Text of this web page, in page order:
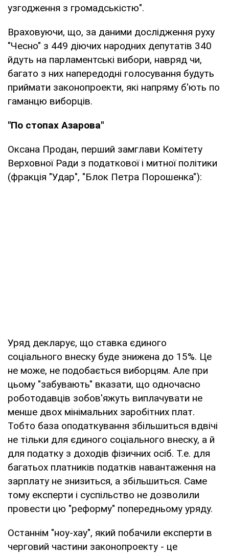
узгодження з громадськістю".
Враховуючи, що, за даними дослідження руху
"Чесно" з 449 діючих народних депутатів 340
йдуть на парламентські вибори, навряд чи,
багато з них напередодні голосування будуть
приймати законопроекти, які напряму б'ють по
гаманцю виборців.
"По стопах Азарова"
Оксана Продан, перший замглави Комітету
Верховної Ради з податкової і митної політики
(фракція "Удар", "Блок Петра Порошенка"):
Уряд декларує, що ставка єдиного
соціального внеску буде знижена до 15%. Це
не може, не подобається виборцям. Але при
цьому "забувають" вказати, що одночасно
роботодавців зобов'яжуть виплачувати не
менше двох мінімальних заробітних плат.
Тобто база оподаткування збільшиться вдвічі
не тільки для єдиного соціального внеску, а й
для податку з доходів фізичних осіб. Т.е. для
багатьох платників податків навантаження на
зарплату не знизиться, а збільшиться. Саме
тому експерти і суспільство не дозволили
провести цю "реформу" попередньому уряду.
Останнім "ноу-хау", який побачили експерти в
черговий частини законопроекту - це